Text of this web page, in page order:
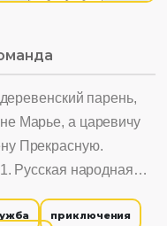
парень,
Марье, а царевичу
Прекрасную.
Русская народная
твердости, умение
приключения